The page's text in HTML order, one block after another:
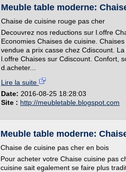
Meuble table moderne:
Chaise de cuisine rouge pas cher
Decouvrez nos reductions sur l.offre
Economies Chaises de cuisine.
vendue a prix casse chez Cdiscount.
l.offre Chaises sur Cdiscount. Confort,
d.acheter...
Lire la suite
Date: 2016-08-25 18:28:03
Site : http://meubletable.blogspot.com
Meuble table moderne:
Chaise de cuisine pas cher en bois
Pour acheter votre Chaise cuisine pas
cuisine sait egalement se faire plus